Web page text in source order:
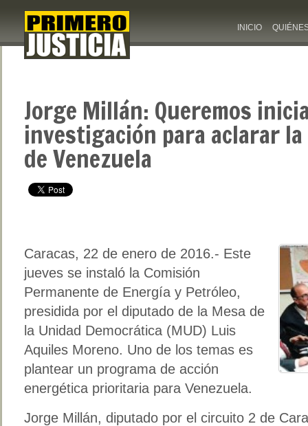
INICIO
Jorge Millán: Queremos
investigación para aclarar
de Venezuela
Caracas, 22 de enero de 2016.- Este
jueves se instaló la Comisión
Permanente de Energía y Petróleo,
presidida por el diputado de la Mesa de
la Unidad Democrática (MUD) Luis
Aquiles Moreno. Uno de los temas es
plantear un programa de acción
energética prioritaria para Venezuela.
Jorge Millán, diputado por el circuito 2 de